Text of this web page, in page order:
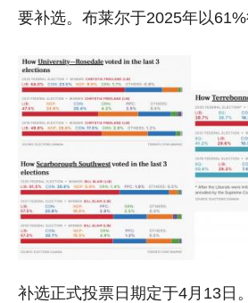
要补选。布莱尔于2025年以61%
补选正式投票日期定于4月13日